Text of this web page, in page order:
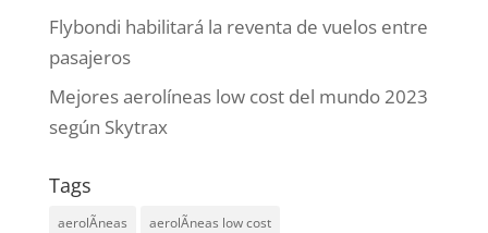
Flybondi habilitará la reventa de vuelos entre
pasajeros
Mejores aerolíneas low cost del mundo 2023
según Skytrax
Tags
aerolÃ­neas aerolÃ­neas low cost